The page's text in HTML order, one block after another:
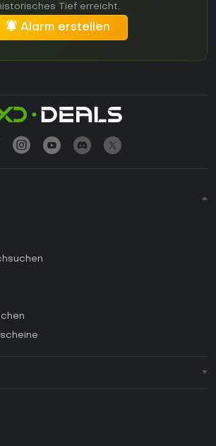
Tief erreicht.
Alarm erstellen
Steam CD Key?